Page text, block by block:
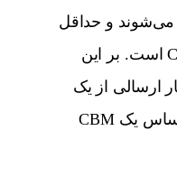
می‌شوند و حداقل
حجم قابل اجاره نیز یک CBM است. بر این
ارسالی از یک
CBM کمتر باشد، هزینه بر اساس یک CBM